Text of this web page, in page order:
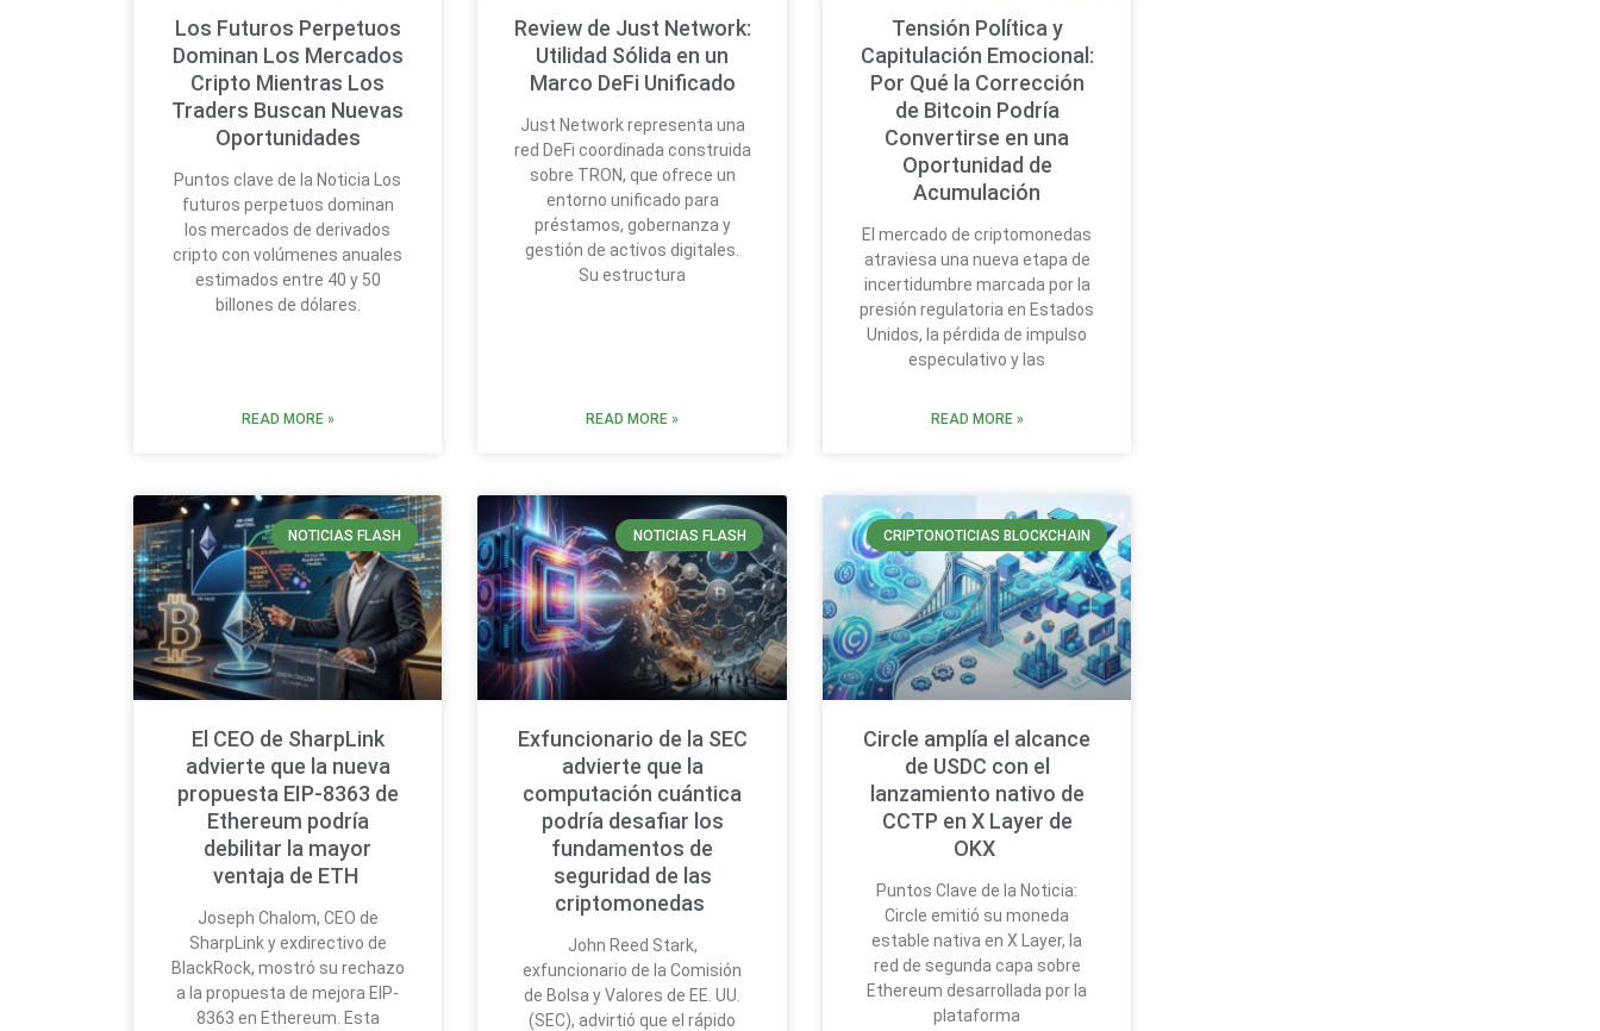
Los Futuros Perpetuos
Dominan Los Mercados
Cripto Mientras Los
Traders Buscan Nuevas
Oportunidades
Puntos clave de la Noticia Los
futuros perpetuos dominan
los mercados de derivados
cripto con volúmenes anuales
estimados entre 40 y 50
billones de dólares.
READ MORE »
Review de Just Network:
Utilidad Sólida en un
Marco DeFi Unificado
Just Network representa una
red DeFi coordinada construida
sobre TRON, que ofrece un
entorno unificado para
préstamos, gobernanza y
gestión de activos digitales.
Su estructura
READ MORE »
Tensión Política y
Capitulación Emocional:
Por Qué la Corrección
de Bitcoin Podría
Convertirse en una
Oportunidad de
Acumulación
El mercado de criptomonedas
atraviesa una nueva etapa de
incertidumbre marcada por la
presión regulatoria en Estados
Unidos, la pérdida de impulso
especulativo y las
READ MORE »
NOTICIAS FLASH
El CEO de SharpLink
advierte que la nueva
propuesta EIP-8363 de
Ethereum podría
debilitar la mayor
ventaja de ETH
Joseph Chalom, CEO de
SharpLink y exdirectivo de
BlackRock, mostró su rechazo
a la propuesta de mejora EIP-
8363 en Ethereum. Esta
NOTICIAS FLASH
Exfuncionario de la SEC
advierte que la
computación cuántica
podría desafiar los
fundamentos de
seguridad de las
criptomonedas
John Reed Stark,
exfuncionario de la Comisión
de Bolsa y Valores de EE. UU.
(SEC), advirtió que el rápido
CRIPTONOTICIAS BLOCKCHAIN
Circle amplía el alcance
de USDC con el
lanzamiento nativo de
CCTP en X Layer de
OKX
Puntos Clave de la Noticia:
Circle emitió su moneda
estable nativa en X Layer, la
red de segunda capa sobre
Ethereum desarrollada por la
plataforma